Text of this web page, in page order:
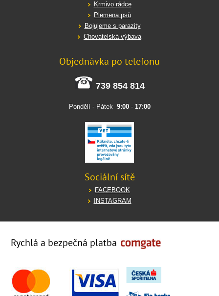
Krmivo rádce
Plemena psů
Bojujeme s parazity
Chovatelská výbava
Objednávka po telefonu
739 854 814
Pondělí - Pátek 9:00- 17:00
Sociální sítě
FACEBOOK
INSTAGRAM
Rychlá a bezpečná platba